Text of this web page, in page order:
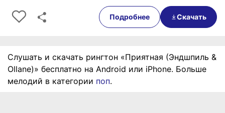
00:29
Подробнее Скачать
Слушать и скачать рингтон «Приятная (Эндшпиль &
Ollane)» бесплатно на Android или iPhone. Больше
мелодий в категории поп.